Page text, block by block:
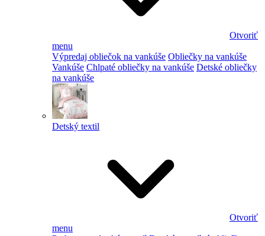
Otvoriť
menu
Výpredaj obliečok na vankúše Obliečky na vankúše
Vankúše Chlpaté obliečky na vankúše Detské obliečky
na vankúše
Detský textil
Otvoriť
menu